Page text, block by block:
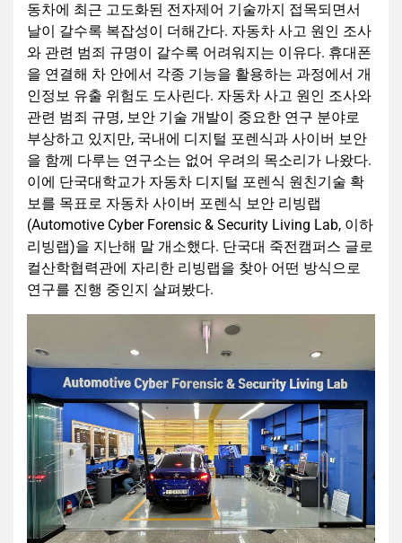
동차에 최근 고도화된 전자제어 기술까지 접목되면서
날이 갈수록 복잡성이 더해간다. 자동차 사고 원인 조사
와 관련 범죄 규명이 갈수록 어려워지는 이유다. 휴대폰
을 연결해 차 안에서 각종 기능을 활용하는 과정에서 개
인정보 유출 위험도 도사린다. 자동차 사고 원인 조사와
관련 범죄 규명, 보안 기술 개발이 중요한 연구 분야로
부상하고 있지만, 국내에 디지털 포렌식과 사이버 보안
을 함께 다루는 연구소는 없어 우려의 목소리가 나왔다.
이에 단국대학교가 자동차 디지털 포렌식 원친기술 확
보를 목표로 자동차 사이버 포렌식 보안 리빙랩
(Automotive Cyber Forensic & Security Living Lab, 이하
리빙랩)을 지난해 말 개소했다. 단국대 죽전캠퍼스 글로
컬산학협력관에 자리한 리빙랩을 찾아 어떤 방식으로
연구를 진행 중인지 살펴봤다.